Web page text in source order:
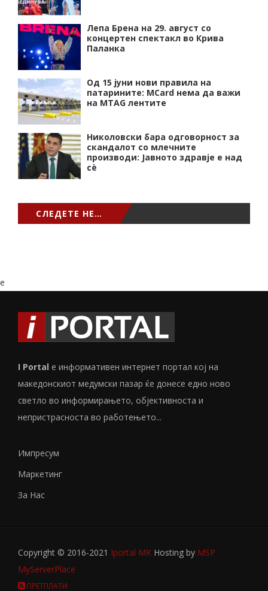
Лепа Брена на 29. август со
концертен спектакл во Крива
Паланка
Од 15 јуни нови правила на
патарините: MCard нема да важи
на MTAG лентите
Николовски бара одговорност за
скандалот со млечните
производи: Јавното здравје е над
сѐ
СЛЕДЕТЕ НЕ…
e
I Portal е информативен интернет портал кој на
македонскиот медумски пазар ќе донесе едно ново
светло во информирањето, објективноста и
непристрасноста во работењето...
Импресум
Маркетинг
За Нас
Copyright © 2016-2021 Iportal MK Hosting by MSP
MyServerPlace
ПРЕТПЛАТИ